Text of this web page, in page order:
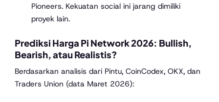
Pioneers. Kekuatan social ini jarang dimiliki
proyek lain.
Prediksi Harga Pi Network 2026: Bullish,
Bearish, atau Realistis?
Berdasarkan analisis dari Pintu, CoinCodex, OKX, dan
Traders Union (data Maret 2026):